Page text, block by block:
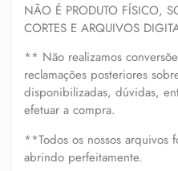
NÃO É PRODUTO FÍSICO,
CORTES E ARQUIVOS
** Não realizamos
reclamações posteriores
disponibilizadas, dúvidas,
efetuar a compra.
**Todos os nossos arquivos
abrindo perfeitamente.